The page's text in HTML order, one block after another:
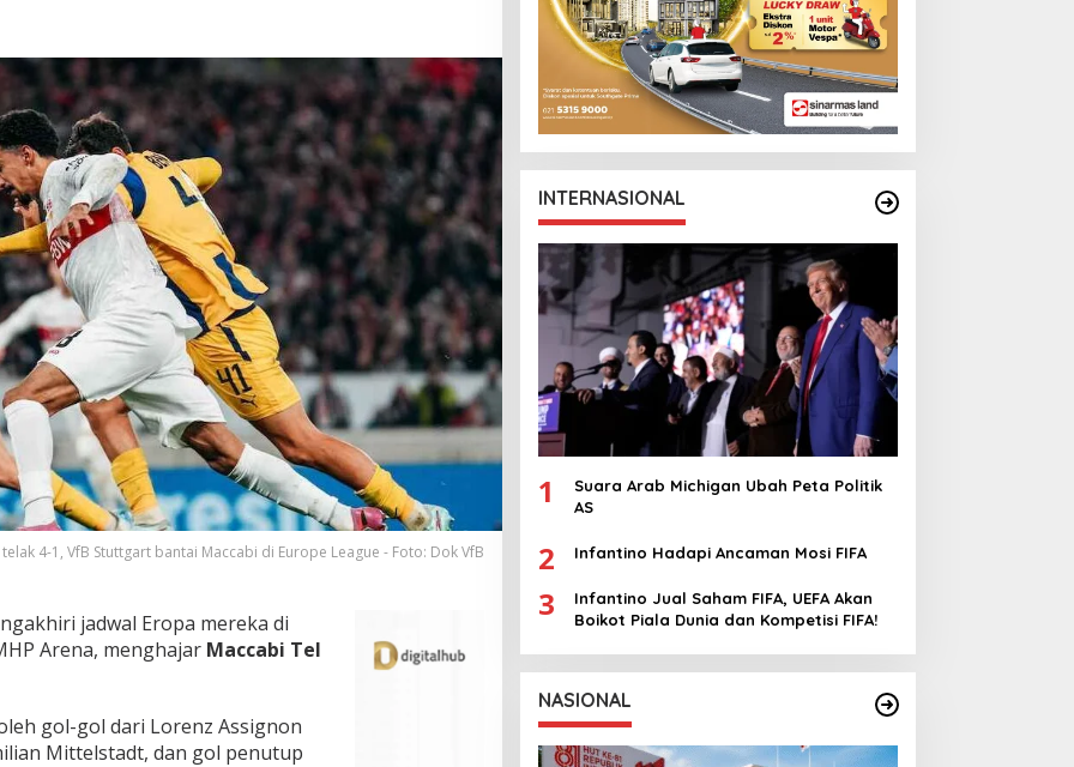
4-1, VfB Stuttgart bantai Maccabi di Europe League - Foto: Dok VfB
jadwal Eropa mereka di
Arena, menghajar Maccabi Tel
gol-gol dari Lorenz Assignon
Mittelstadt, dan gol penutup
INTERNASIONAL
1
Suara Arab Michigan Ubah Peta Politik
AS
2 Infantino Hadapi Ancaman Mosi FIFA
3
Infantino Jual Saham FIFA, UEFA Akan
Boikot Piala Dunia dan Kompetisi FIFA!
NASIONAL